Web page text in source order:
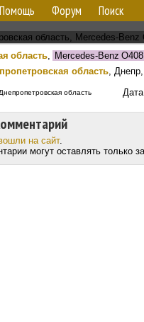
Помощь Форум Поиск
область, Mercedes-Benz O408
область,
Днепропетровская область
на сайт.
могут оставлять только